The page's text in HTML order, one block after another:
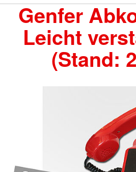
Genfer
Leicht
(Stand: